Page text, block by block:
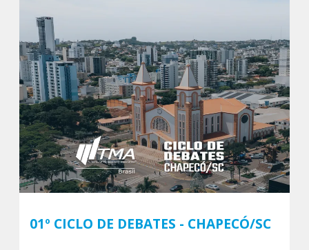
01º CICLO DE DEBATES - CHAPECÓ/SC